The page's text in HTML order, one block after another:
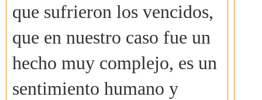
que sufrieron los vencidos,
que en nuestro caso fue un
hecho muy complejo, es un
sentimiento humano y